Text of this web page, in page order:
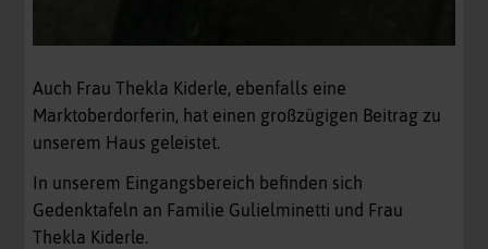
Auch Frau Thekla Kiderle, ebenfalls eine
Marktoberdorferin, hat einen großzügigen Beitrag zu
unserem Haus geleistet.
In unserem Eingangsbereich befinden sich
Gedenktafeln an Familie Gulielminetti und Frau
Thekla Kiderle.